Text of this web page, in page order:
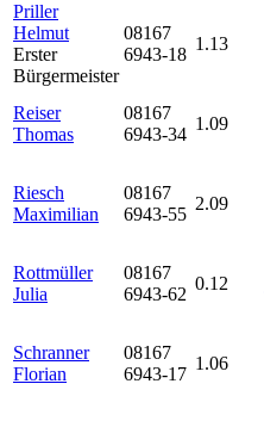
Priller
Helmut
Erster
Bürgermeister
08167
6943-18
1.13
Reiser
Thomas
08167
6943-34
1.09
Riesch
Maximilian
08167
6943-55
2.09
Rottmüller
Julia
08167
6943-62
0.12
Schranner
Florian
08167
6943-17
1.06